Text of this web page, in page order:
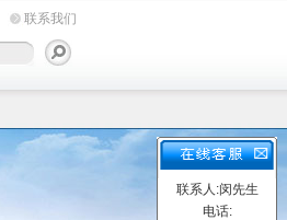
联系我们
联系人:闵先生
电话: